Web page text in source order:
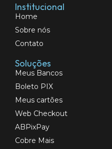
Institucional
Home
Sobre nós
Contato
Soluções
Meus Bancos
Boleto PIX
Meus cartões
Web Checkout
ABPixPay
Cobre Mais